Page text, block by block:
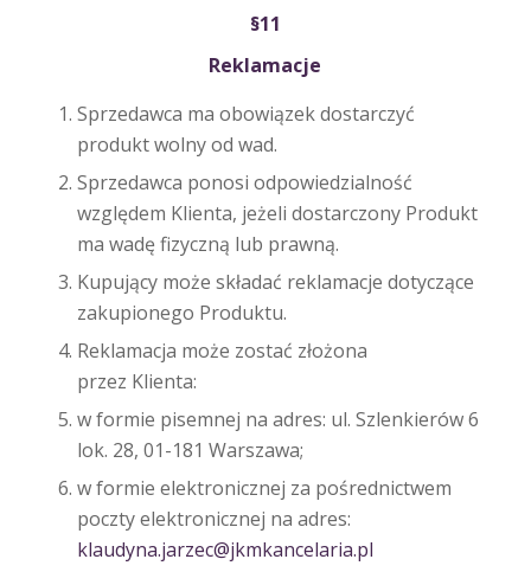
§11
Reklamacje
Sprzedawca ma obowiązek dostarczyć
produkt wolny od wad.
Sprzedawca ponosi odpowiedzialność
względem Klienta, jeżeli dostarczony Produkt
ma wadę fizyczną lub prawną.
Kupujący może składać reklamacje dotyczące
zakupionego Produktu.
Reklamacja może zostać złożona
przez Klienta:
w formie pisemnej na adres: ul. Szlenkierów 6
lok. 28, 01-181 Warszawa;
w formie elektronicznej za pośrednictwem
poczty elektronicznej na adres:
klaudyna.jarzec@jkmkancelaria.pl